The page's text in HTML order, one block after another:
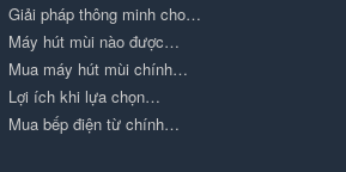
Giải pháp thông minh cho…
Máy hút mùi nào được…
Mua máy hút mùi chính…
Lợi ích khi lựa chọn…
Mua bếp điện từ chính…